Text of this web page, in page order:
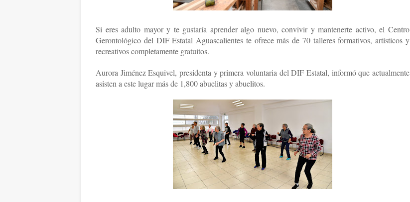
Si eres adulto mayor y te gustaría aprender algo nuevo, convivir y mantenerte activo, el Centro
Gerontológico del DIF Estatal Aguascalientes te ofrece más de 70 talleres formativos, artísticos y
recreativos completamente gratuitos.
Aurora Jiménez Esquivel, presidenta y primera voluntaria del DIF Estatal, informó que actualmente
asisten a este lugar más de 1,800 abuelitas y abuelitos.